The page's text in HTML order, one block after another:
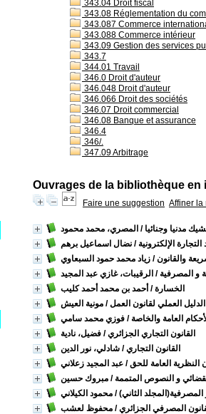
343.04 Droit fiscal
343.08 Réglementation du
343.087 Commerce
343.088 Commerce intérieur
343.09 Gestion des services
343.7
344.01 Travail
346.0 Droit d'auteur
346.048 Droit d'auteur
346.066 Droit des sociétés
346.07 Droit commercial
346.08 Banque et assurance
346.4
346/.
347.09 Arbitrage
Ouvrages de la bibliothèque en
Faire une suggestion Affiner la
مدنيا وجنائيا / المصري، محمد محمود
الإلكترونية / نضال اسماعيل برهم
والقانون/ زياد محمد حمود السبعاوي
و المصرفية / الرقيبات، غازي عبد المجيد
الخسارة/ أحمد بن محمد أحمد كليب
الدليل العملي لقانون العمل/ مونية العيش
العامة والخاصة / فوزي محمد سامي
القانون التجاري الجزائري/ فضيل، نادية
القانون التجاري/ شادلي، نور الدين
النظرية العامة للحق/ عبد المجيد زعلاني
و النصوص المتممة / مبروك حسين
الثاني)/ محمود الكيلاني
المصرفي الجزائري/ محفوظ لعشب